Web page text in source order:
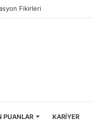
Ekonomik Tatil Rehberi
PUANLAR KARIYER